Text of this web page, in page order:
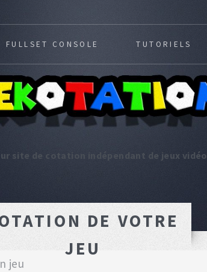
site de cotation indépendant de jeux vidéo
FULLSET CONSOLE TUTORIELS
DE VOTRE
JEU
jeu